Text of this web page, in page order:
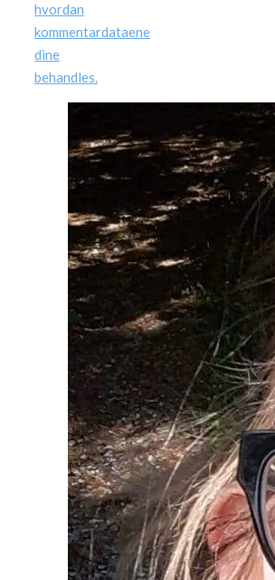
hvordan
kommentardataene
dine
behandles.